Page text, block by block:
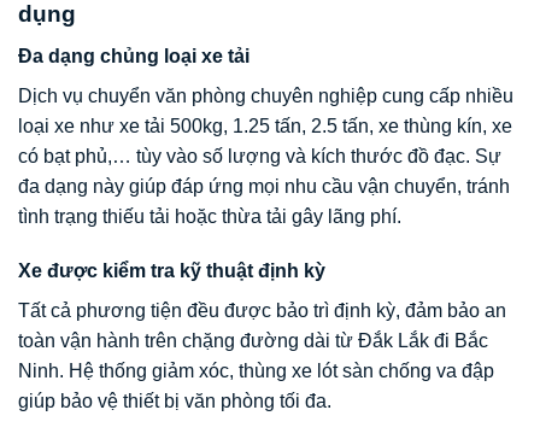
dụng
Đa dạng chủng loại xe tải
Dịch vụ chuyển văn phòng chuyên nghiệp cung cấp nhiều
loại xe như xe tải 500kg, 1.25 tấn, 2.5 tấn, xe thùng kín, xe
có bạt phủ,… tùy vào số lượng và kích thước đồ đạc. Sự
đa dạng này giúp đáp ứng mọi nhu cầu vận chuyển, tránh
tình trạng thiếu tải hoặc thừa tải gây lãng phí.
Xe được kiểm tra kỹ thuật định kỳ
Tất cả phương tiện đều được bảo trì định kỳ, đảm bảo an
toàn vận hành trên chặng đường dài từ Đắk Lắk đi Bắc
Ninh. Hệ thống giảm xóc, thùng xe lót sàn chống va đập
giúp bảo vệ thiết bị văn phòng tối đa.